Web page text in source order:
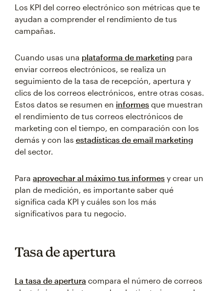
Los KPI del correo electrónico son métricas que te
ayudan a comprender el rendimiento de tus
campañas.
Cuando usas una plataforma de marketing para
enviar correos electrónicos, se realiza un
seguimiento de la tasa de recepción, apertura y
clics de los correos electrónicos, entre otras cosas.
Estos datos se resumen en informes que muestran
el rendimiento de tus correos electrónicos de
marketing con el tiempo, en comparación con los
demás y con las estadísticas de email marketing
del sector.
Para aprovechar al máximo tus informes y crear un
plan de medición, es importante saber qué
significa cada KPI y cuáles son los más
significativos para tu negocio.
Tasa de apertura
La tasa de apertura compara el número de correos